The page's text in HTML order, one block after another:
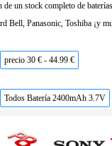
un stock completo de
Bell, Panasonic, Toshiba ¡y
precio 30 € - 44.99 €
Todos Batería 2400mAh 3.7V